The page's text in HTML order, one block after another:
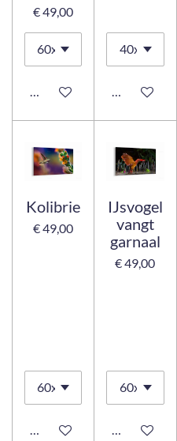
€ 49,00
Bekijk details Bekijk details
Kolibrie
€ 49,00
Bekijk details
IJsvogel
vangt
garnaal
€ 49,00
Bekijk details